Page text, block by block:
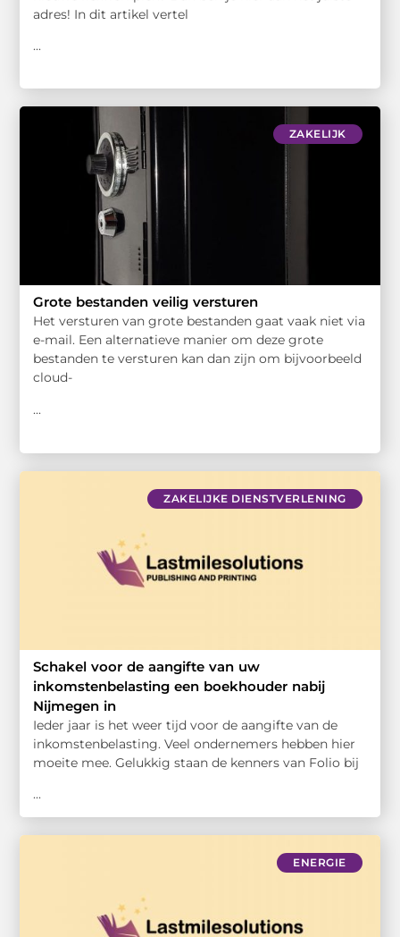
adres! In dit artikel vertel
...
ZAKELIJK
Grote bestanden veilig versturen
Het versturen van grote bestanden gaat vaak niet via
e-mail. Een alternatieve manier om deze grote
bestanden te versturen kan dan zijn om bijvoorbeeld
cloud-
...
ZAKELIJKE DIENSTVERLENING
Schakel voor de aangifte van uw
inkomstenbelasting een boekhouder nabij
Nijmegen in
Ieder jaar is het weer tijd voor de aangifte van de
inkomstenbelasting. Veel ondernemers hebben hier
moeite mee. Gelukkig staan de kenners van Folio bij
...
ENERGIE